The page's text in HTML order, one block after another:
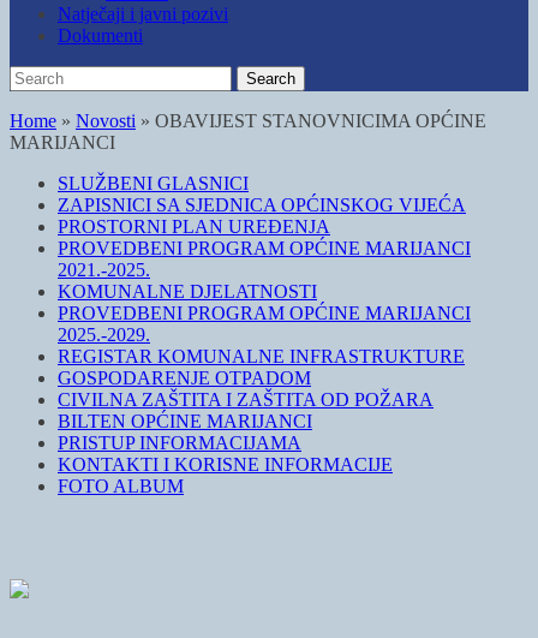
Natječaji i javni pozivi
Dokumenti
Search
for:
Search
Home » Novosti » OBAVIJEST STANOVNICIMA OPĆINE
MARIJANCI
SLUŽBENI GLASNICI
ZAPISNICI SA SJEDNICA OPĆINSKOG VIJEĆA
PROSTORNI PLAN UREĐENJA
PROVEDBENI PROGRAM OPĆINE MARIJANCI
2021.-2025.
KOMUNALNE DJELATNOSTI
PROVEDBENI PROGRAM OPĆINE MARIJANCI
2025.-2029.
REGISTAR KOMUNALNE INFRASTRUKTURE
GOSPODARENJE OTPADOM
CIVILNA ZAŠTITA I ZAŠTITA OD POŽARA
BILTEN OPĆINE MARIJANCI
PRISTUP INFORMACIJAMA
KONTAKTI I KORISNE INFORMACIJE
FOTO ALBUM